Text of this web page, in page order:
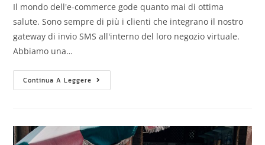
Il mondo dell'e-commerce gode quanto mai di ottima
salute. Sono sempre di più i clienti che integrano il nostro
gateway di invio SMS all'interno del loro negozio virtuale.
Abbiamo una…
Continua A Leggere